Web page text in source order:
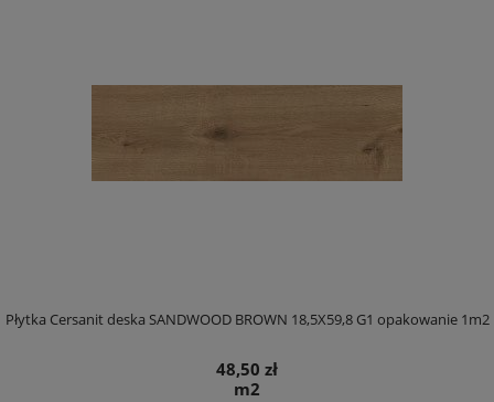
Płytka Cersanit deska SANDWOOD BROWN 18,5X59,8 G1 opakowanie 1m2
48,50 zł
m2